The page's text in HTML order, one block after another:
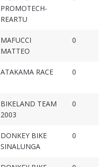
PROMOTECH-
REARTU
MAFUCCI
MATTEO
0
ATAKAMA RACE 0
BIKELAND TEAM
2003
0
DONKEY BIKE
SINALUNGA
0